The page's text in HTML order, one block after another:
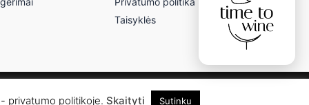
Taisyklės
privatumo politikoje. Skaityti Sutinku